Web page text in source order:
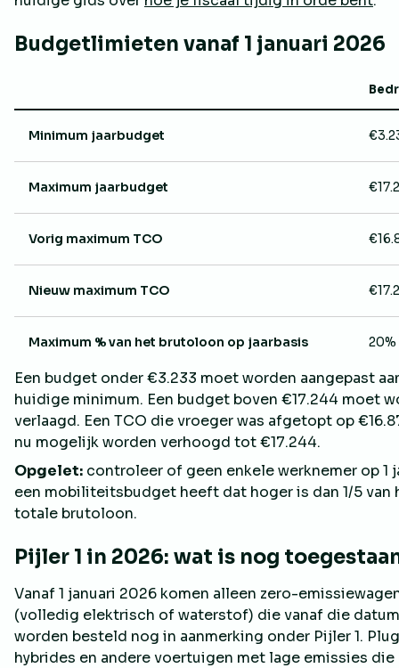
Budgetlimieten vanaf 1 januari 2026
Minimum jaarbudget
Maximum jaarbudget
Vorig maximum TCO
Nieuw maximum TCO
Maximum % van het brutoloon op jaarbasis 20%
Een budget onder €3.233 moet worden aangepast
huidige minimum. Een budget boven €17.244 moet
verlaagd. Een TCO die vroeger was afgetopt op
nu mogelijk worden verhoogd tot €17.244.
Opgelet: controleer of geen enkele werknemer op 1
een mobiliteitsbudget heeft dat hoger is dan 1/5 van
totale brutoloon.
Pijler 1 in 2026: wat is nog
Vanaf 1 januari 2026 komen alleen zero-
(volledig elektrisch of waterstof) die vanaf die datum
worden besteld nog in aanmerking onder Pijler 1.
hybrides en andere voertuigen met lage emissies die